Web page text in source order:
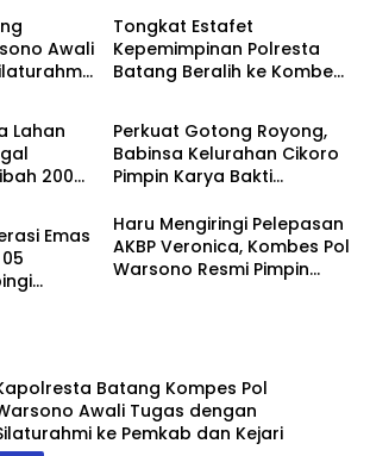
Awali
Tongkat Estafet
Kepemimpinan Polresta
Batang Beralih ke Kombes
Lahan
2003
Berita
Perkuat Gotong Royong,
Babinsa Kelurahan Cikoro
Pimpin Karya Bakti
Emas
Haru Mengiringi Pelepasan
AKBP Veronica, Kombes Pol
Warsono Resmi Pimpin
Batang Kompes Pol
Awali Tugas dengan
ke Pemkab dan Kejari